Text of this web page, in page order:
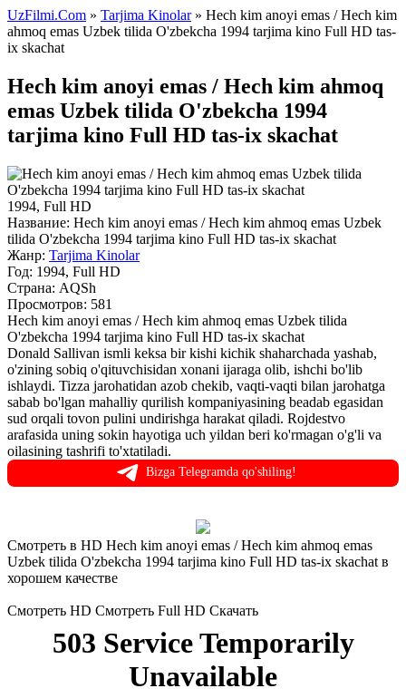
UzFilmi.Com » Tarjima Kinolar» Hech kim anoyi emas / Hech kim
ahmoq emas Uzbek tilida O'zbekcha 1994 tarjima kino Full HD tas-
ix skachat
Hech kim anoyi emas / Hech kim ahmoq
emas Uzbek tilida O'zbekcha 1994
tarjima kino Full HD tas-ix skachat
1994, Full HD
Название: Hech kim anoyi emas / Hech kim ahmoq emas Uzbek
tilida O'zbekcha 1994 tarjima kino Full HD tas-ix skachat
Жанр: Tarjima Kinolar
Год: 1994, Full HD
Страна: AQSh
Просмотров: 581
Hech kim anoyi emas / Hech kim ahmoq emas Uzbek tilida
O'zbekcha 1994 tarjima kino Full HD tas-ix skachat
Donald Sallivan ismli keksa bir kishi kichik shaharchada yashab,
o'zining sobiq o'qituvchisidan xonani ijaraga olib, ishchi bo'lib
ishlaydi. Tizza jarohatidan azob chekib, vaqti-vaqti bilan jarohatga
sabab bo'lgan mahalliy qurilish kompaniyasining beadab egasidan
sud orqali tovon pulini undirishga harakat qiladi. Rojdestvo
arafasida uning sokin hayotiga uch yildan beri ko'rmagan o'g'li va
oilasining tashrifi to'xtatiladi.
Bizga Telegramda qo'shiling!
Смотреть в HD Hech kim anoyi emas / Hech kim ahmoq emas
Uzbek tilida O'zbekcha 1994 tarjima kino Full HD tas-ix skachat в
хорошем качестве
Смотреть HD Смотреть Full HD Скачать